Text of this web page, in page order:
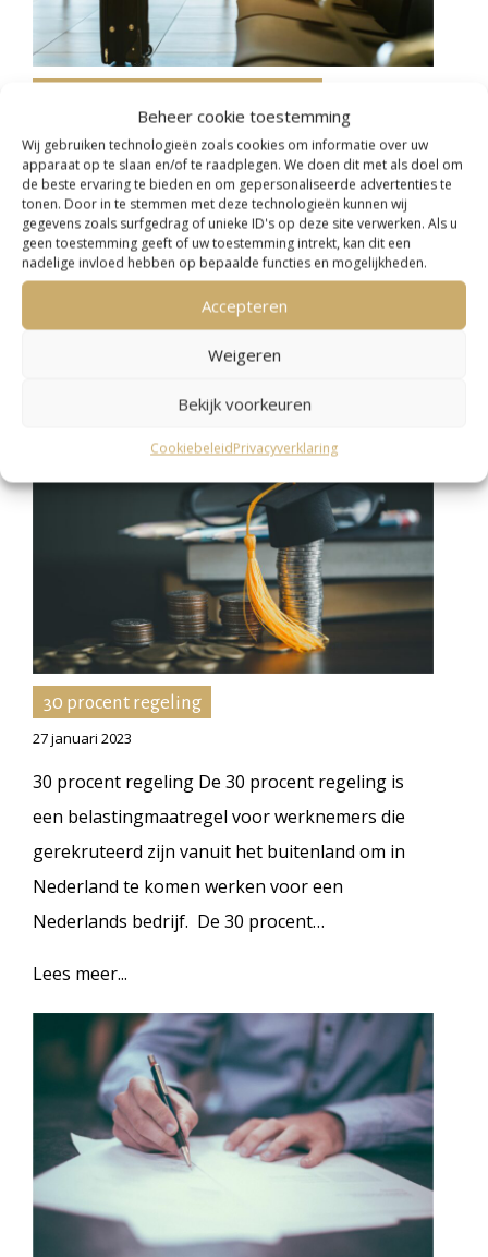
Beheer cookie toestemming
Wij gebruiken technologieën zoals cookies om informatie over uw
apparaat op te slaan en/of te raadplegen. We doen dit met als doel om
de beste ervaring te bieden en om gepersonaliseerde advertenties te
tonen. Door in te stemmen met deze technologieën kunnen wij
gegevens zoals surfgedrag of unieke ID's op deze site verwerken. Als u
geen toestemming geeft of uw toestemming intrekt, kan dit een
nadelige invloed hebben op bepaalde functies en mogelijkheden.
Accepteren
Weigeren
Bekijk voorkeuren
CookiebeleidPrivacyverklaring
26 maart 2023
U wilt na jaren van wonen in het buitenland weer
naar Nederland terugkeren. Indien u minstens
25 jaar weg bent geweest, komt u misschien in
aanmerking voor de 30%-regeling. Bent u…
30 procent regeling
27 januari 2023
30 procent regeling De 30 procent regeling is
een belastingmaatregel voor werknemers die
gerekruteerd zijn vanuit het buitenland om in
Nederland te komen werken voor een
Nederlands bedrijf. De 30 procent…
Lees meer...